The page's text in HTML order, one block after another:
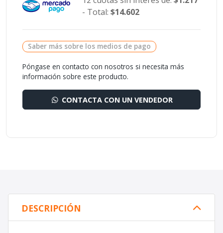
- Total: $14.602
Saber más sobre los medios de pago
Póngase en contacto con nosotros si necesita más
información sobre este producto.
CONTACTA CON UN VENDEDOR
DESCRIPCIÓN